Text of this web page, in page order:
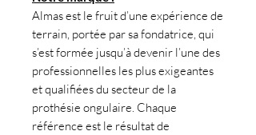
Almas est le fruit d’une expérience de
terrain, portée par sa fondatrice, qui
s’est formée jusqu’à devenir l’une des
professionnelles les plus exigeantes
et qualifiées du secteur de la
prothésie ongulaire. Chaque
référence est le résultat de